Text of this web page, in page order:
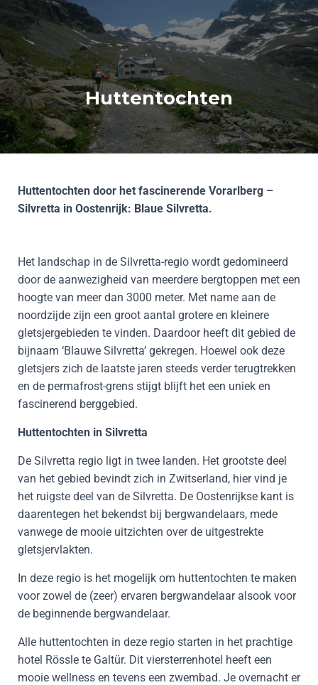
Huttentochten
Huttentochten door het fascinerende Vorarlberg –
Silvretta in Oostenrijk: Blaue Silvretta.
Het landschap in de Silvretta-regio wordt gedomineerd
door de aanwezigheid van meerdere bergtoppen met een
hoogte van meer dan 3000 meter. Met name aan de
noordzijde zijn een groot aantal grotere en kleinere
gletsjergebieden te vinden. Daardoor heeft dit gebied de
bijnaam ‘Blauwe Silvretta’ gekregen. Hoewel ook deze
gletsjers zich de laatste jaren steeds verder terugtrekken
en de permafrost-grens stijgt blijft het een uniek en
fascinerend berggebied.
Huttentochten in Silvretta
De Silvretta regio ligt in twee landen. Het grootste deel
van het gebied bevindt zich in Zwitserland, hier vind je
het ruigste deel van de Silvretta. De Oostenrijkse kant is
daarentegen het bekendst bij bergwandelaars, mede
vanwege de mooie uitzichten over de uitgestrekte
gletsjervlakten.
In deze regio is het mogelijk om huttentochten te maken
voor zowel de (zeer) ervaren bergwandelaar alsook voor
de beginnende bergwandelaar.
Alle huttentochten in deze regio starten in het prachtige
hotel Rössle te Galtür. Dit viersterrenhotel heeft een
mooie wellness en tevens een zwembad. Je overnacht er